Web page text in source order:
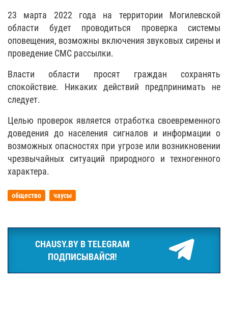
23 марта 2022 года на территории Могилевской
области будет проводиться проверка системы
оповещения, возможны включения звуковых сирены и
проведение СМС рассылки.
Власти области просят граждан сохранять
спокойствие. Никаких действий предпринимать не
следует.
Целью проверок является отработка своевременного
доведения до населения сигналов и информации о
возможных опасностях при угрозе или возникновении
чрезвычайных ситуаций природного и техногенного
характера.
общество чаусы
CHAUSY.BY В TELEGRAM
ПОДПИСЫВАЙСЯ!